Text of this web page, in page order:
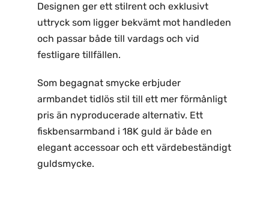
Designen ger ett stilrent och exklusivt
uttryck som ligger bekvämt mot handleden
och passar både till vardags och vid
festligare tillfällen.
Som begagnat smycke erbjuder
armbandet tidlös stil till ett mer förmånligt
pris än nyproducerade alternativ. Ett
fiskbensarmband i 18K guld är både en
elegant accessoar och ett värdebeständigt
guldsmycke.